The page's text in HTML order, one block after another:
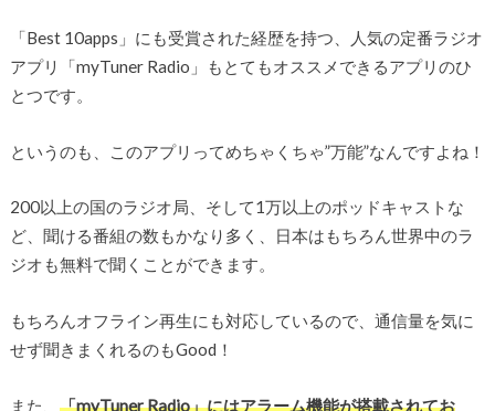
「Best 10apps」にも受賞された経歴を持つ、人気の定番ラジオ
アプリ「myTuner Radio」もとてもオススメできるアプリのひ
とつです。
というのも、このアプリってめちゃくちゃ”万能”なんですよね！
200以上の国のラジオ局、そして1万以上のポッドキャストな
ど、聞ける番組の数もかなり多く、日本はもちろん世界中のラ
ジオも無料で聞くことができます。
もちろんオフライン再生にも対応しているので、通信量を気に
せず聞きまくれるのもGood！
また、 「myTuner Radio」にはアラーム機能が搭載されてお